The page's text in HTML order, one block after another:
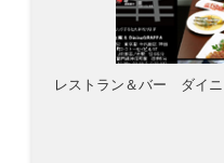
レストラン＆バー ダイニ